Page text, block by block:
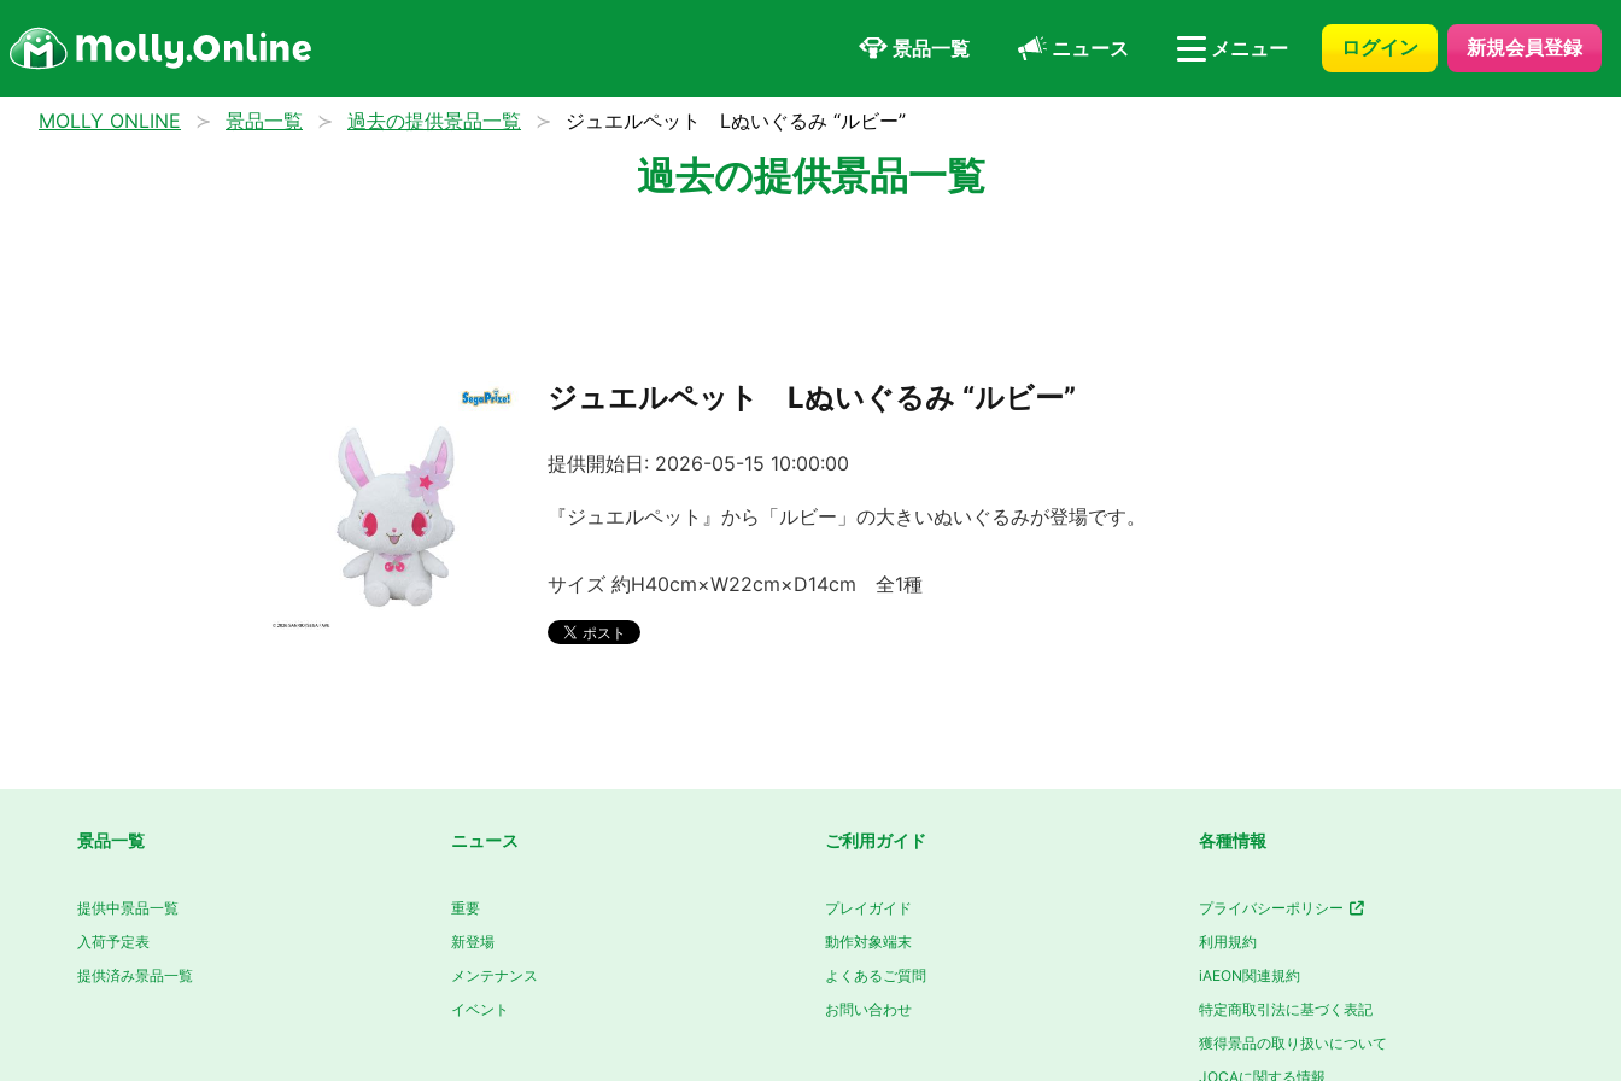
景品一覧 ニュース メニュー ログイン 新規会員登録
MOLLY ONLINE 景品一覧 過去の提供景品一覧 ジュエルペット Lぬいぐるみ “ルビー”
過去の提供景品一覧
ジュエルペット Lぬいぐるみ “ルビー”
提供開始日: 2026-05-15 10:00:00
『ジュエルペット』から「ルビー」の大きいぬいぐるみが登場です。
サイズ 約H40cm×W22cm×D14cm 全1種
景品一覧
提供中景品一覧
入荷予定表
提供済み景品一覧
ニュース
重要
新登場
メンテナンス
イベント
ご利用ガイド
プレイガイド
動作対象端末
よくあるご質問
お問い合わせ
各種情報
プライバシーポリシー
利用規約
iAEON関連規約
特定商取引法に基づく表記
獲得景品の取り扱いについて
JOCAに関する情報